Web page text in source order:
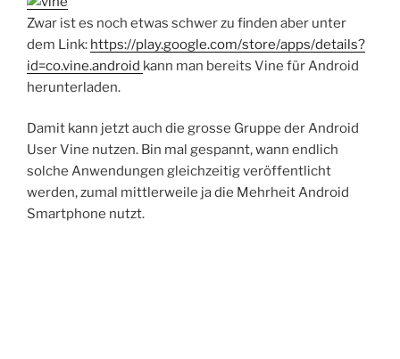
Zwar ist es noch etwas schwer zu finden aber unter
dem Link: https://play.google.com/store/apps/details?
id=co.vine.android kann man bereits Vine für Android
herunterladen.
Damit kann jetzt auch die grosse Gruppe der Android
User Vine nutzen. Bin mal gespannt, wann endlich
solche Anwendungen gleichzeitig veröffentlicht
werden, zumal mittlerweile ja die Mehrheit Android
Smartphone nutzt.